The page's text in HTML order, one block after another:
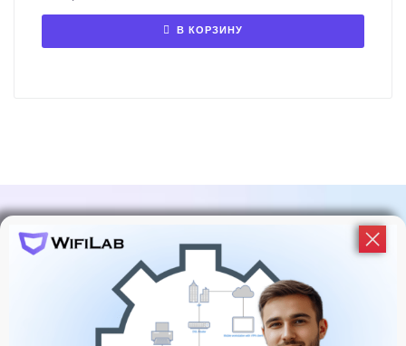
В КОРЗИНУ
Подпишитесь На Обновления
WiFiLab!
У нас много событий и активностей, узнавайте об